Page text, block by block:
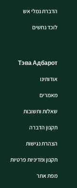
הדברת נמלי אש
לוכד נחשים
Тэва Адбарот
אודותינו
מאמרים
שאלות ותשובות
תקנון הדברה
הצהרת נגישות
תקנון ומדיניות פרטיות
מפת אתר